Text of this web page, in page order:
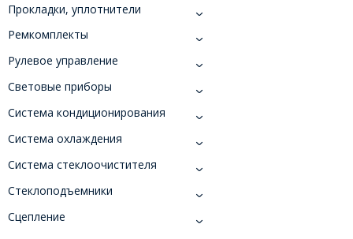
Прокладки, уплотнители
Ремкомплекты
Рулевое управление
Световые приборы
Система кондиционирования
Система охлаждения
Система стеклоочистителя
Стеклоподъемники
Сцепление